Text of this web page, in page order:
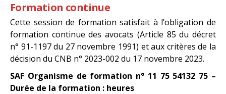
Formation continue
Cette session de formation satisfait à l’obligation de
formation continue des avocats (Article 85 du décret
n° 91-1197 du 27 novembre 1991) et aux critères de la
décision du CNB n° 2023-002 du 17 novembre 2023.
SAF Organisme de formation n° 11 75 54132 75 –
Durée de la formation : heures